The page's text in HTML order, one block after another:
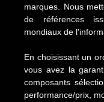
marques. Nous
de références
mondiaux de
En choisissant un
vous avez la
composants
performance/prix,